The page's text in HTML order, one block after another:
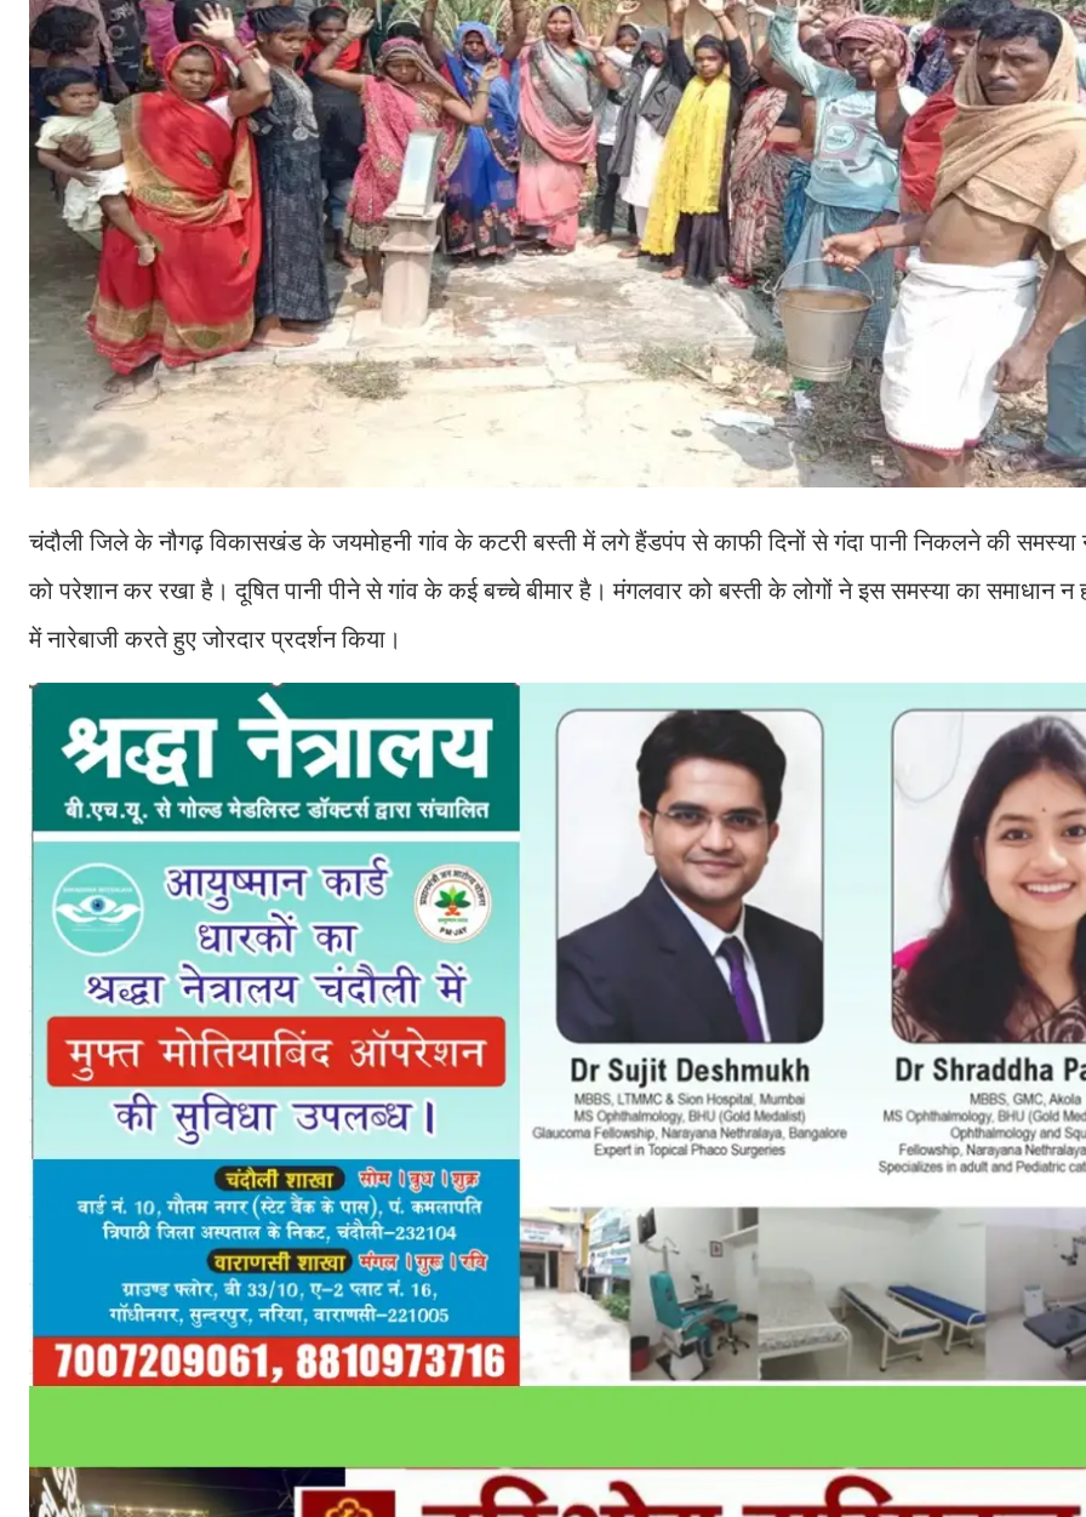
चंदौली जिले के नौगढ़ विकासखंड के जयमोहनी गांव के कटरी बस्ती में लगे हैंडपंप से काफी दिनों से गंदा पानी निकलने की समस्या
को परेशान कर रखा है। दूषित पानी पीने से गांव के कई बच्चे बीमार है। मंगलवार को बस्ती के लोगों ने इस समस्या का समाधान न
में नारेबाजी करते हुए जोरदार प्रदर्शन किया।